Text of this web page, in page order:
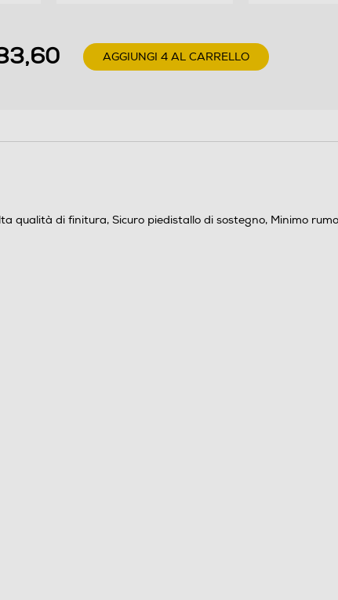
AGGIUNGI 4 AL CARRELLO
qualità di finitura, Sicuro piedistallo di sostegno, Minimo